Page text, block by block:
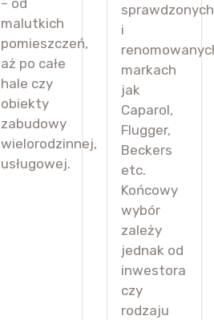
– od
malutkich
pomieszczeń,
aż po całe
hale czy
obiekty
zabudowy
wielorodzinnej,
usługowej.
sprawdzonych
i
markach
jak
Caparol,
Flugger,
Beckers
etc.
Końcowy
wybór
zależy
jednak od
inwestora
czy
rodzaju